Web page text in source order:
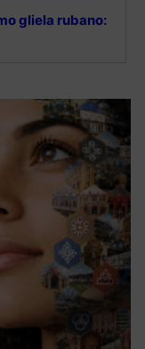
gliela rubano: